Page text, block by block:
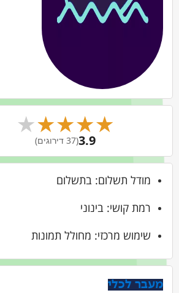
★
★
★
★
★
3.9(37 דירוגים)
מודל תשלום: בתשלום
רמת קושי: בינוני
שימוש מרכזי: מחולל תמונות
מעבר לכלי